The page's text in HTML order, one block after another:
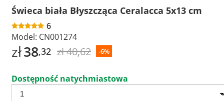
Świeca biała Błyszcząca Ceralacca 5x13 cm
6
Model: CN001274
zł38,32 zł 40,62 -6%
Dostępność natychmiastowa